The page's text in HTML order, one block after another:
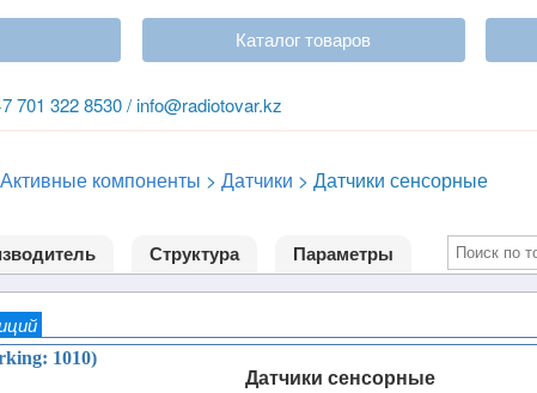
Каталог товаров
701 322 8530 / info@radiotovar.kz
Активные компоненты > Датчики > Датчики сенсорные
Структура Параметры
1010)
Датчики сенсорные